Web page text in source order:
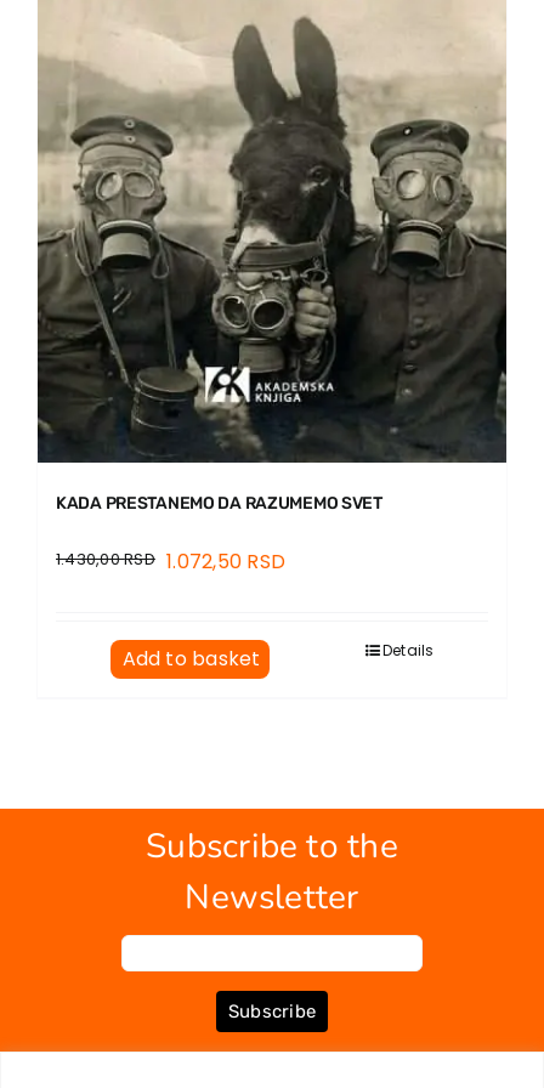
KADA PRESTANEMO DA RAZUMEMO SVET
1.430,00RSD 1.072,50 RSD
Add to basket Details
Subscribe to the
Newsletter
Subscribe